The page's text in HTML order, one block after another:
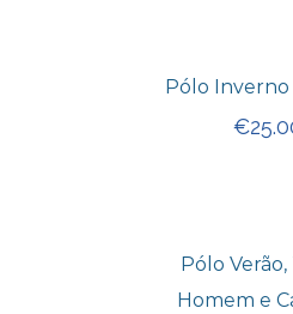
Pólo
€
Pólo
Homem e